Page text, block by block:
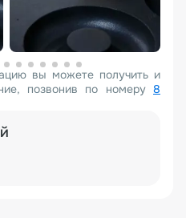
вы можете получить и
позвонив по номеру 8